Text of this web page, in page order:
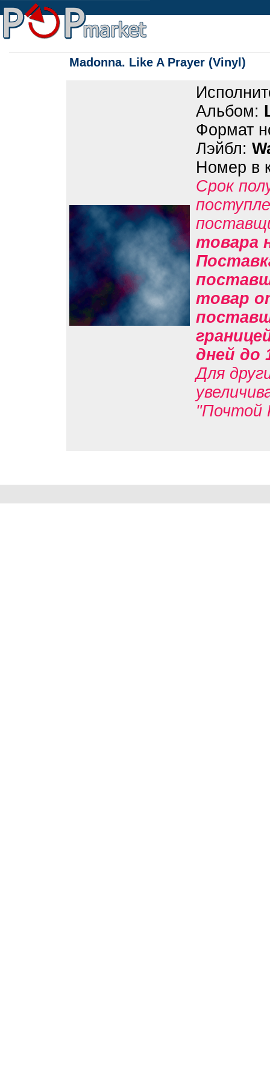
Madonna. Like A Prayer (Vinyl)
Альбом:
Формат
Лэйбл:
Номер в
Срок
товара
товар
дней до
Для
"Почтой